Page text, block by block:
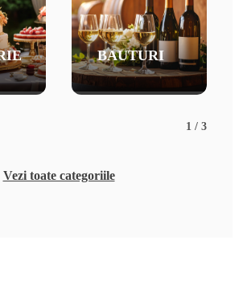
BAUTURI
1 / 3
Vezi toate categoriile